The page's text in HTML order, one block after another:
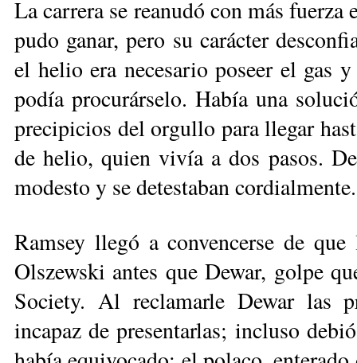
La carrera se reanudó con más
pudo ganar, pero su carácter
el helio era necesario poseer el gas
podía procurárselo. Había una
precipicios del orgullo para llegar
de helio, quien vivía a dos pasos.
modesto y se detestaban cordialmente.
Ramsey llegó a convencerse de
Olszewski antes que Dewar, golpe
Society. Al reclamarle Dewar las
incapaz de presentarlas; incluso